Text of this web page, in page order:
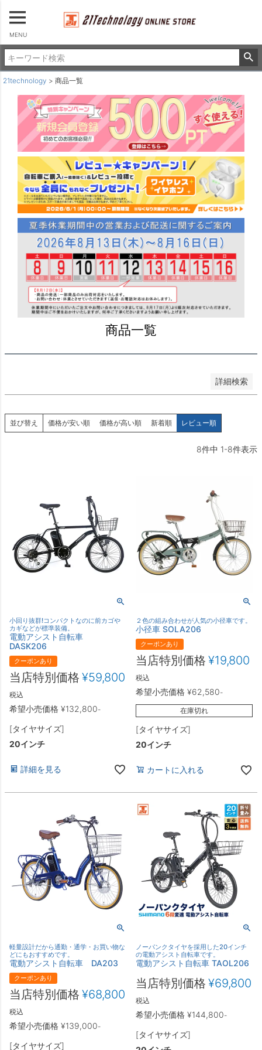
MENU
21technology 商品一覧
商品一覧
詳細検索
22インチ
24インチ
パーツを選ぶ
パーツ・アクセサリー
カゴ
ポンプ
サドルカバー＆サイクルカバー
ライト
ヘルメット
チャイルドシート＆カバー
タイヤ＆チューブ
その他
並び順
新着順
登録順
価格が安い順
価格が高い順
優先度順
レビュー順
キーワードヒット順
検索
並び替え 価格が安い順 価格が高い順 新着順 レビュー順
8件中 1-8件表示
小回り抜群!コンパクトなのに前カゴや
カギなどが標準装備。
電動アシスト自転車
DASK206
クーポンあり
希望小売価格 ¥132,800-
当店特別価格 ¥59,800
税込
[タイヤサイズ]
20インチ
詳細を見る
２色の組み合わせが人気の小径車です。
小径車 SOLA206
クーポンあり
希望小売価格 ¥62,580-
当店特別価格 ¥19,800
税込
在庫切れ
[タイヤサイズ]
20インチ
カートに入れる
軽量設計だから通勤・通学・お買い物な
どにもおすすめです。
電動アシスト自転車 DA203
クーポンあり
希望小売価格 ¥139,000-
当店特別価格 ¥68,800
税込
[タイヤサイズ]
ノーパンクタイヤを採用した20インチ
の電動アシスト自転車です。
電動アシスト自転車 TAOL206
希望小売価格 ¥144,800-
当店特別価格 ¥69,800
税込
[タイヤサイズ]